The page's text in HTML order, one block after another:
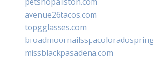
avenue26tacos.com
topgglasses.com
missblackpasadena.com